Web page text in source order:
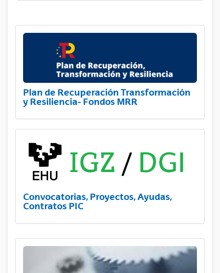
Plan de Recuperación Transformación
y Resiliencia- Fondos MRR
Convocatorias, Proyectos, Ayudas,
Contratos PIC